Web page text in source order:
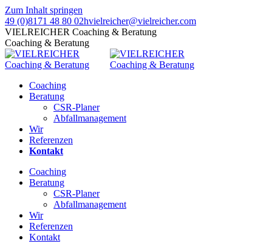
Zum Inhalt springen
49 (0)8171 48 80 02hvielreicher@vielreicher.com
VIELREICHER Coaching & Beratung
Coaching & Beratung
Coaching
Beratung
CSR-Planer
Abfallmanagement
Wir
Referenzen
Kontakt
Coaching
Beratung
CSR-Planer
Abfallmanagement
Wir
Referenzen
Kontakt